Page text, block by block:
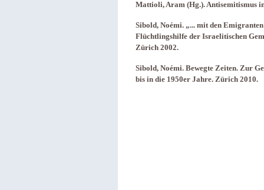
Mattioli, Aram (Hg.). Antisemitismus
Sibold, Noémi. „... mit den
Flüchtlingshilfe der Israelitischen
Zürich 2002.
Sibold, Noémi. Bewegte Zeiten. Zur
bis in die 1950er Jahre. Zürich 2010.